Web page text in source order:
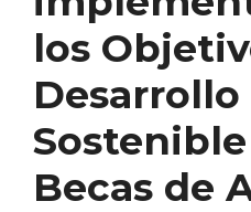
los
Desarrollo
Sostenible
Becas de